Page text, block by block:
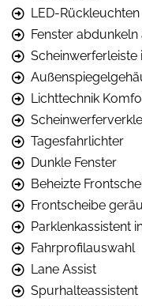
LED-Rückleuchten
Fenster
Scheinwerferleiste
Lichttechnik
Tagesfahrlichter
Dunkle Fenster
Beheizte
Frontscheibe
Parklenkassistent
Fahrprofilauswahl
Lane Assist
Spurhalteassistent